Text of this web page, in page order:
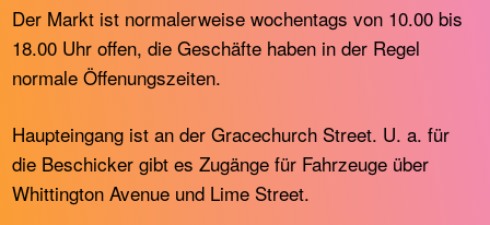
Der Markt ist normalerweise wochentags von 10.00 bis
18.00 Uhr offen, die Geschäfte haben in der Regel
normale Öffenungszeiten.
Haupteingang ist an der Gracechurch Street. U. a. für
die Beschicker gibt es Zugänge für Fahrzeuge über
Whittington Avenue und Lime Street.